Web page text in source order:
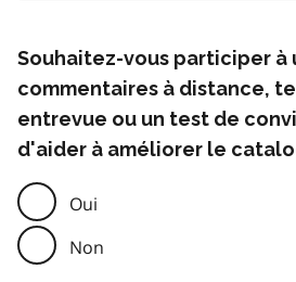
Souhaitez-vous participer à
commentaires à distance,
entrevue ou un test de
d'aider à améliorer le
Oui
Non